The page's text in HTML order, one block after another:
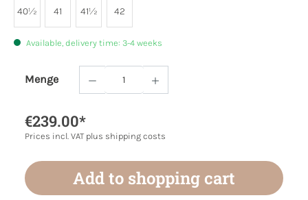
40½ 41 41½ 42
Available, delivery time: 3-4 weeks
Menge
Product Quantity: Enter the desired
€239.00*
Prices incl. VAT plus shipping costs
Add to shopping cart